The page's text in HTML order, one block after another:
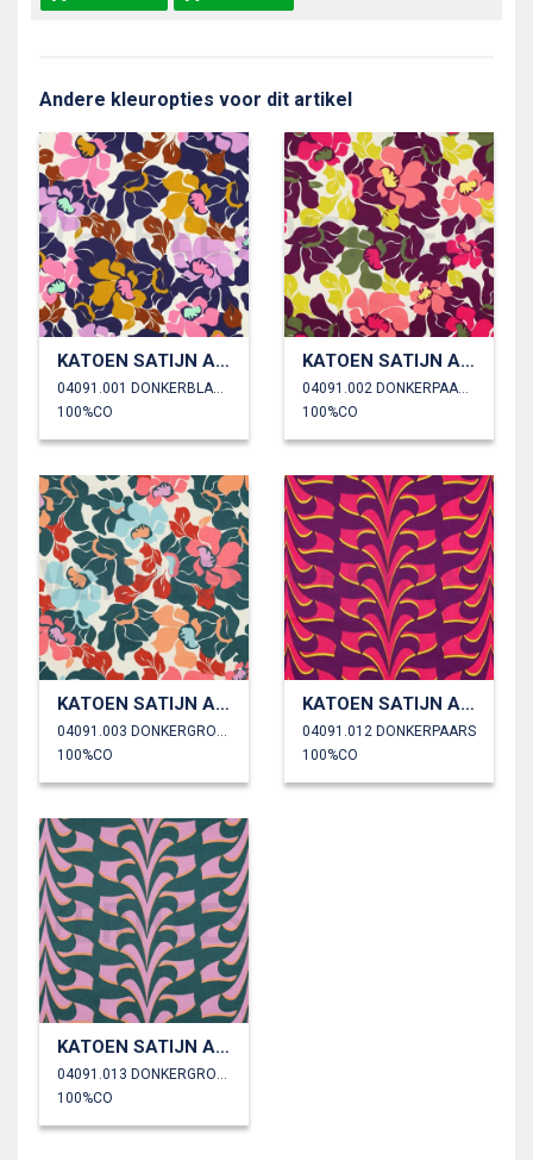
Andere kleuropties voor dit artikel
KATOEN SATIJN ABSTRACTE BLOEMEN
04091.001 DONKERBLAUW/ROZE
100%CO
KATOEN SATIJN ABSTRACTE BLOEMEN
04091.002 DONKERPAARS/ZALM
100%CO
KATOEN SATIJN ABSTRACTE BLOEMEN
04091.003 DONKERGROEN/PERZIK
100%CO
KATOEN SATIJN ABSTRACTE BLOEMEN
04091.012 DONKERPAARS
100%CO
KATOEN SATIJN ABSTRACTE BLOEMEN
04091.013 DONKERGROEN
100%CO